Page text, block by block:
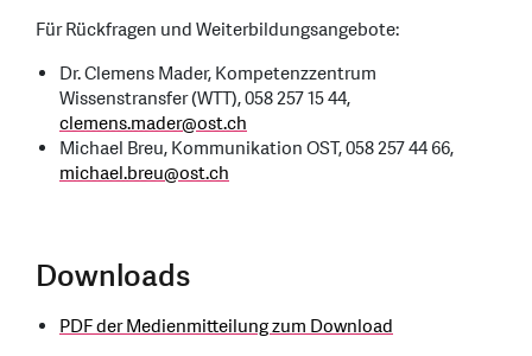
Für Rückfragen und Weiterbildungsangebote:
Dr. Clemens Mader, Kompetenzzentrum
Wissenstransfer (WTT), 058 257 15 44,
clemens.mader@ost.ch
Michael Breu, Kommunikation OST, 058 257 44 66,
michael.breu@ost.ch
Downloads
PDF der Medienmitteilung zum Download